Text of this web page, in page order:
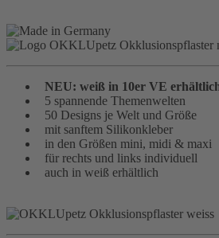
NEU: weiß in 10er VE
5 spannende Themenwelten
50 Designs je Welt und Größe
mit sanftem Silikonkleber
in den Größen mini, midi & maxi
für rechts und links individuell
auch in weiß erhältlich